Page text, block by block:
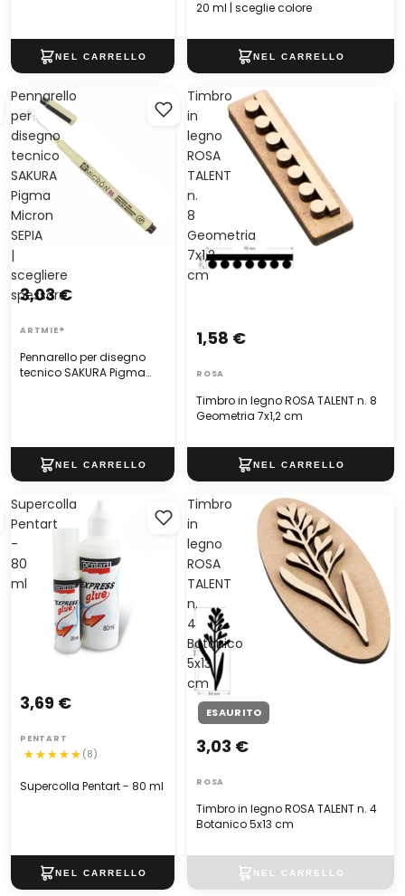
20 ml | sceglie colore
Pennarello
per
disegno
tecnico
SAKURA
Pigma
Micron
SEPIA
|
scegliere
spessore
Pennarello per disegno
tecnico SAKURA Pigma
3,03 €
ARTMIE®
Timbro
in
legno
ROSA
TALENT
n.
8
Geometria
7x1,2
cm
Timbro in legno ROSA TALENT n. 8
Geometria 7x1,2 cm
1,58 €
ROSA
Supercolla
Pentart
-
80
ml
Supercolla Pentart - 80 ml
3,69 €
PENTART
(8)
Timbro
in
legno
ROSA
TALENT
n.
4
Botanico
5x13
cm
ESAURITO
Timbro in legno ROSA TALENT n. 4
Botanico 5x13 cm
3,03 €
ROSA